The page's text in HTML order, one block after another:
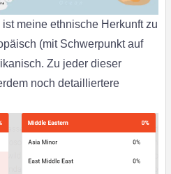
meine ethnische Herkunft zu
(mit Schwerpunkt auf
Zu jeder dieser
noch detailliertere